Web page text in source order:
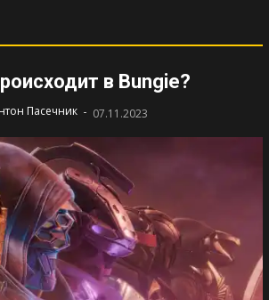
в Bungie?
Пасечник - 07.11.2023